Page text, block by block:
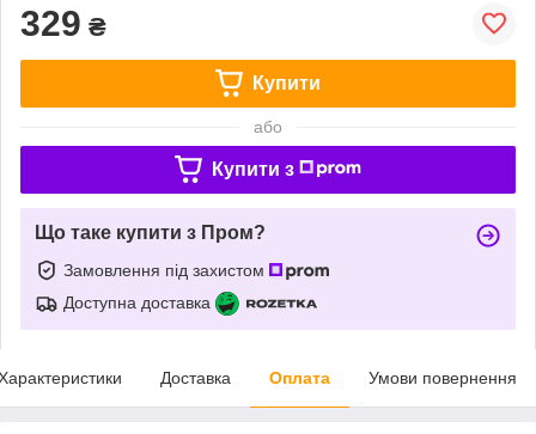
329 ₴
Купити
або
Купити з
Що таке купити з Пром?
Замовлення під захистом
Доступна доставка
Доставка Оплата Умови повернення